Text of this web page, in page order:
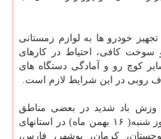
خودرو ها به لوازم زمستانی
کافی، احتیاط در کارهای
کوچ رو و آمادگی دستگاه های
روبی در این شرایط لازم است.
وزش باد شدید در بعضی مناطق
جنوبی همراه با گردوخاک طی روز شنبه( ۱۶ بهمن ماه) در استانهای
کرمان، بوشهر، فارس،